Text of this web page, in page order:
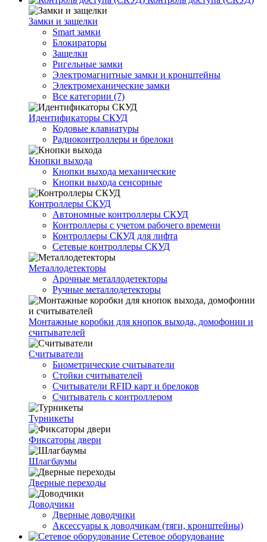
Замки и защелки
Smart замки
Блокираторы
Защелки
Ригельные замки
Электромагнитные замки и кронштейны
Электромеханические замки
Все категории (7)
Идентификаторы СКУД
Кодовые клавиатуры
Радиоконтроллеры и брелоки
Кнопки выхода
Кнопки выхода механические
Кнопки выхода сенсорные
Контроллеры СКУД
Автономные контроллеры СКУД
Контроллеры с учетом рабочего времени
Контроллеры СКУД для лифта
Сетевые контроллеры СКУД
Металлодетекторы
Арочные металлодетекторы
Ручные металлодетекторы
Монтажные коробки для кнопок выхода, домофонии и
считывателей
Считыватели
Биометрические считыватели
Стойки считывателей
Считыватели RFID карт и брелоков
Считыватель с контроллером
Турникеты
Фиксаторы двери
Шлагбаумы
Дверные переходы
Доводчики
Дверные доводчики
Аксессуары к доводчикам (тяги, кронштейны)
Сетевое оборудование